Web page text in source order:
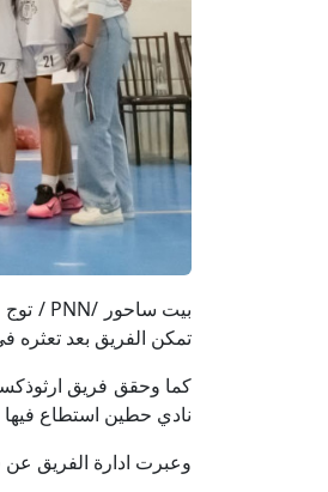
تمكن الفريق بعد تعثره
كما وحقق فريق
نادي حطين استطاع فيها
وعبرت ادارة الفريق عن